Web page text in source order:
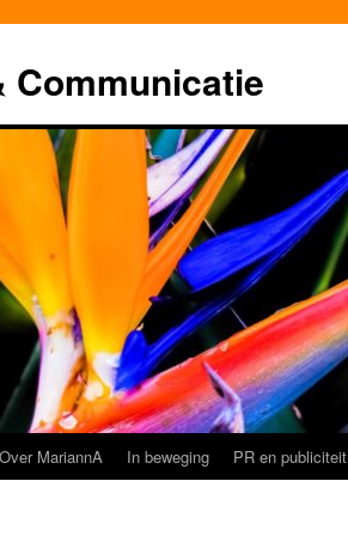
Communicatie
Over MariannA In beweging PR en publiciteit